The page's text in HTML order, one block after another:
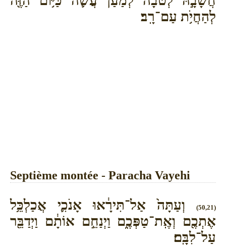
לְהַחֲיֹ֥ת עַם־רָֽב׃
Septième montée - Paracha Vayehi
(50,21)
וְעַתָּה֙ אַל־תִּירָ֔אוּ אָנֹכִ֛י אֲכַלְכֵּ֥ל
אֶתְכֶ֖ם וְאֶֽת־טַפְּכֶ֑ם וַיְנַחֵ֣ם אוֹתָ֔ם וַיְדַבֵּ֖ר
עַל־לִבָּֽם׃